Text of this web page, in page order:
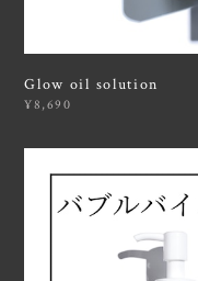
Glow oil solution
¥8,690